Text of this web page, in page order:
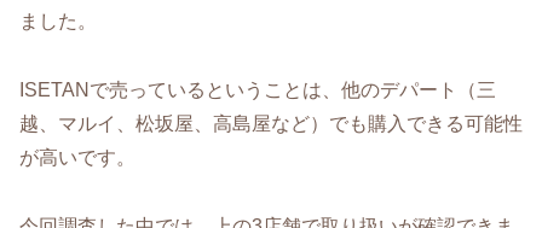
ました。
ISETANで売っているということは、他のデパート（三
越、マルイ、松坂屋、高島屋など）でも購入できる可能性
が高いです。